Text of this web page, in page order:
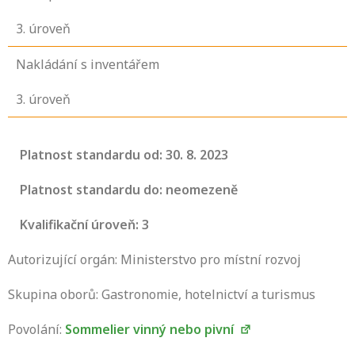
3. úroveň
Nakládání s inventářem
3. úroveň
Platnost standardu od: 30. 8. 2023
Platnost standardu do: neomezeně
Kvalifikační úroveň: 3
Autorizující orgán: Ministerstvo pro místní rozvoj
Skupina oborů: Gastronomie, hotelnictví a turismus
Povolání: Sommelier vinný nebo pivní